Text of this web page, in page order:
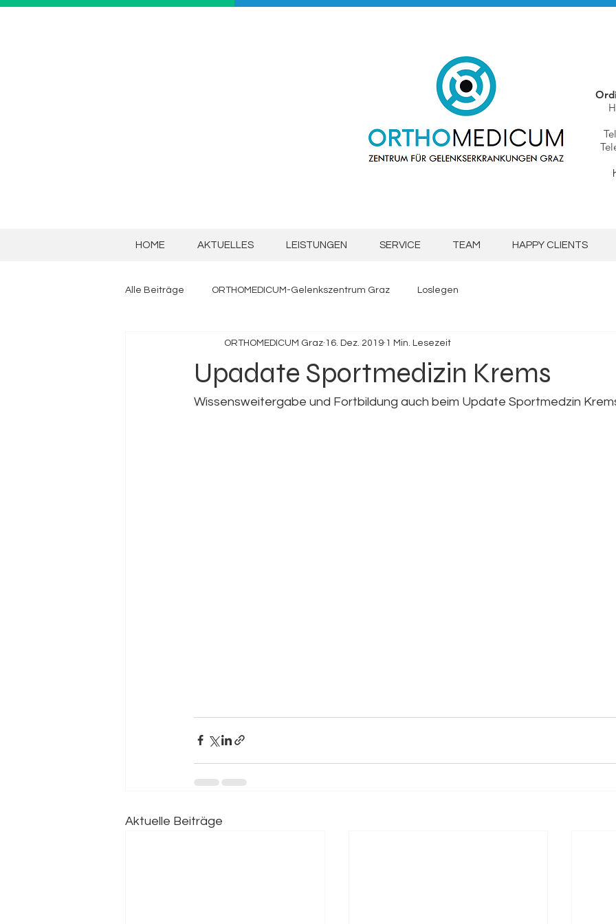
HOME AKTUELLES LEISTUNGEN SERVICE TEAM HAPPY CLIENTS
Alle Beiträge ORTHOMEDICUM-Gelenkszentrum Graz Loslegen
Upadate Sportmedizin Krems
ORTHOMEDICUM Graz 16. Dez. 2019 1 Min. Lesezeit
Wissensweitergabe und Fortbildung auch beim Update Sportmedzin
Aktuelle Beiträge